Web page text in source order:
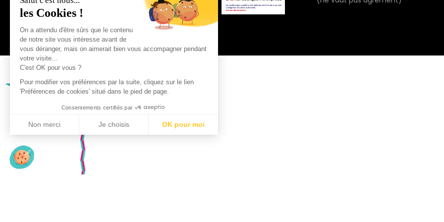
les Cookies !
On a attendu d'être sûrs que le contenu
de notre site vous intéresse avant de
vous déranger, mais on aimerait bien vous accompagner pendant
votre visite...
C'est OK pour vous ?
Pour modifier vos préférences par la suite, cliquez sur le lien
'Préférences de cookies' situé dans le pied de page.
Consentements certifiés par
Non merci Je choisis OK pour moi
Plateforme de Gestion du Consentement : Personnalisez vos Options
Notre plateforme vous permet d'adapter et de gérer vos paramètres de confidentialité, en garantissant la conformité avec